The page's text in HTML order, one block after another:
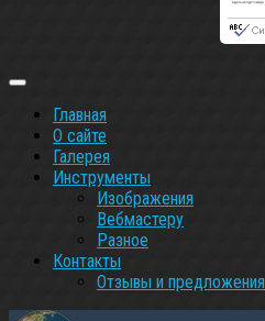
Главная
О сайте
Галерея
Инструменты
Изображения
Вебмастеру
Разное
Контакты
Oтзывы и предложения